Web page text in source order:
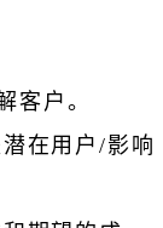
客户。
在用户/影响